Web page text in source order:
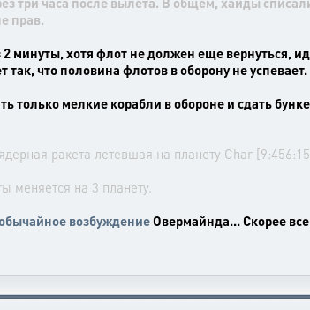
прав.
2 минуты, хотя флот не должен еще вернуться,
что половина флотов в оборону не успевает.
только мелкие корабли в обороне и сдать
ракета летевшая на планету Char
меняется на 3 планету.
возбуждениеОвермайнда... Скорее